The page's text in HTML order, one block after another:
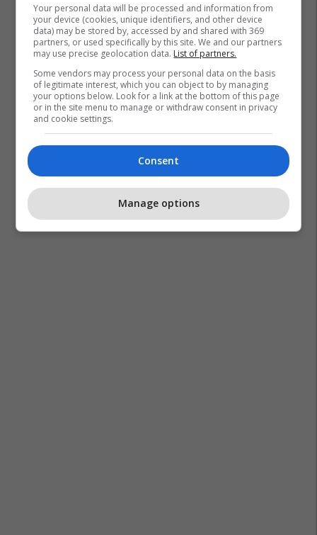
Bayer Leverkusen Thomas Muller
Bayern Munich
Sergio Ramos
Miroslav Klose
Toni Kroos
Joshua Kimmich
Cristiano Ronaldo
Kombëtarja E Gjermanisë
Manuel Neuer
Gonzalo Castro
Real Madrid
Casemiro
Stefan Reinartz
Luka Modric
Your personal data will be processed and information from
your device (cookies, unique identifiers, and other device
data) may be stored by, accessed by and shared with 369
partners, or used specifically by this site. We and our partners
may use precise geolocation data. List of partners.
Some vendors may process your personal data on the basis
of legitimate interest, which you can object to by managing
your options below. Look for a link at the bottom of this page
or in the site menu to manage or withdraw consent in privacy
and cookie settings.
Consent
Manage options